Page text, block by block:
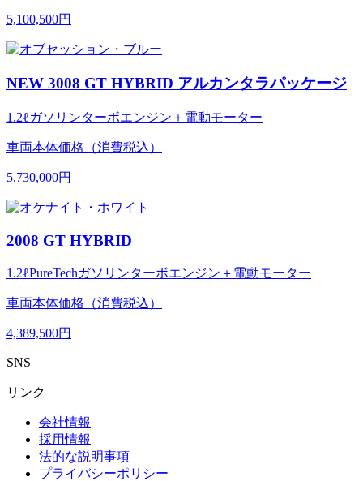
5,100,500円
NEW 3008 GT HYBRID アルカンタラパッケージ
1.2ℓガソリンターボエンジン＋電動モーター
車両本体価格（消費税込）
5,730,000円
2008 GT HYBRID
1.2ℓPureTechガソリンターボエンジン＋電動モーター
車両本体価格（消費税込）
4,389,500円
SNS
リンク
会社情報
採用情報
法的な説明事項
プライバシーポリシー